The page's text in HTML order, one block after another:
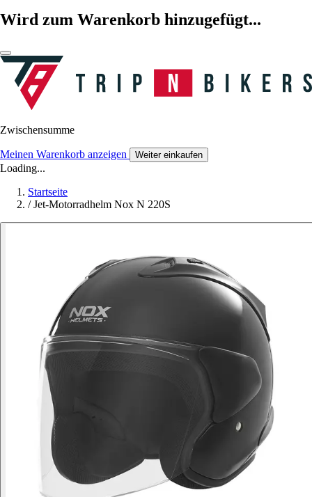
Wird zum Warenkorb hinzugefügt...
Zwischensumme
Meinen Warenkorb anzeigen Weiter einkaufen
Loading...
Startseite
/ Jet-Motorradhelm Nox N 220S